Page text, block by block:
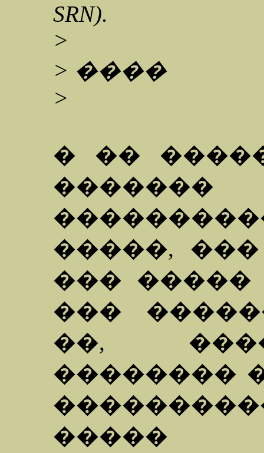
SRN).
>
> ����
>
� ��
�����,
��� �����
���
��,
��������
�����